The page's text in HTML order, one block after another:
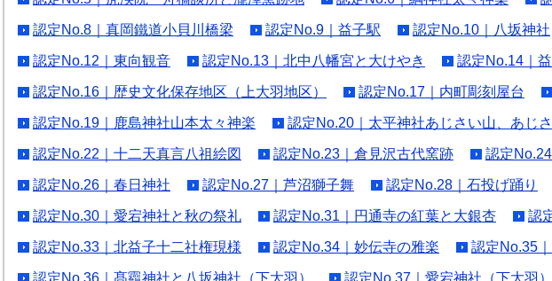
認定No.8｜真岡鐵道小貝川橋梁 認定No.9｜益子駅 認定No.10｜八坂神社
認定No.12｜東向観音 認定No.13｜北中八幡宮と大けやき 認定No.14｜
認定No.16｜歴史文化保存地区（上大羽地区） 認定No.17｜内町彫刻屋台
認定No.19｜鹿島神社山本太々神楽 認定No.20｜太平神社あじさい山、あじ
認定No.22｜十二天真言八祖絵図 認定No.23｜倉見沢古代窯跡 認定
認定No.26｜春日神社 認定No.27｜芦沼獅子舞 認定No.28｜石投げ踊り
認定No.30｜愛宕神社と秋の祭礼 認定No.31｜円通寺の紅葉と大銀杏 認
認定No.33｜北益子十二社権現様 認定No.34｜妙伝寺の雅楽 認定No.35